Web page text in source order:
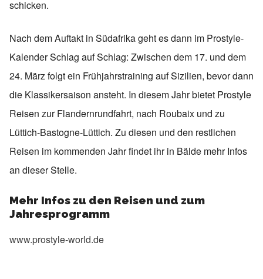
schicken.
Nach dem Auftakt in Südafrika geht es dann im Prostyle-
Kalender Schlag auf Schlag: Zwischen dem 17. und dem
24. März folgt ein Frühjahrstraining auf Sizilien, bevor dann
die Klassikersaison ansteht. In diesem Jahr bietet Prostyle
Reisen zur Flandernrundfahrt, nach Roubaix und zu
Lüttich-Bastogne-Lüttich. Zu diesen und den restlichen
Reisen im kommenden Jahr findet ihr in Bälde mehr Infos
an dieser Stelle.
Mehr Infos zu den Reisen und zum
Jahresprogramm
www.prostyle-world.de